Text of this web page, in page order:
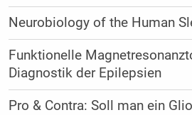
Neurobiology of the Human
Funktionelle
Diagnostik der Epilepsien
Pro & Contra: Soll man ein